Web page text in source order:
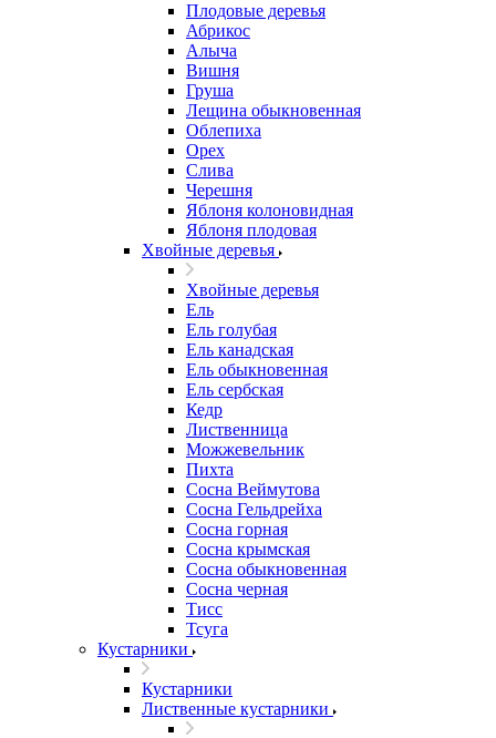
Плодовые деревья
Абрикос
Алыча
Вишня
Груша
Лещина обыкновенная
Облепиха
Орех
Слива
Черешня
Яблоня колоновидная
Яблоня плодовая
Хвойные деревья
Хвойные деревья
Ель
Ель голубая
Ель канадская
Ель обыкновенная
Ель сербская
Кедр
Лиственница
Можжевельник
Пихта
Сосна Веймутова
Сосна Гельдрейха
Сосна горная
Сосна крымская
Сосна обыкновенная
Сосна черная
Тисс
Тсуга
Кустарники
Кустарники
Лиственные кустарники